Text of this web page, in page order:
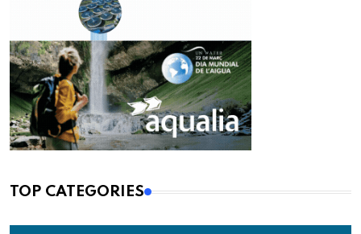
TOP CATEGORIES